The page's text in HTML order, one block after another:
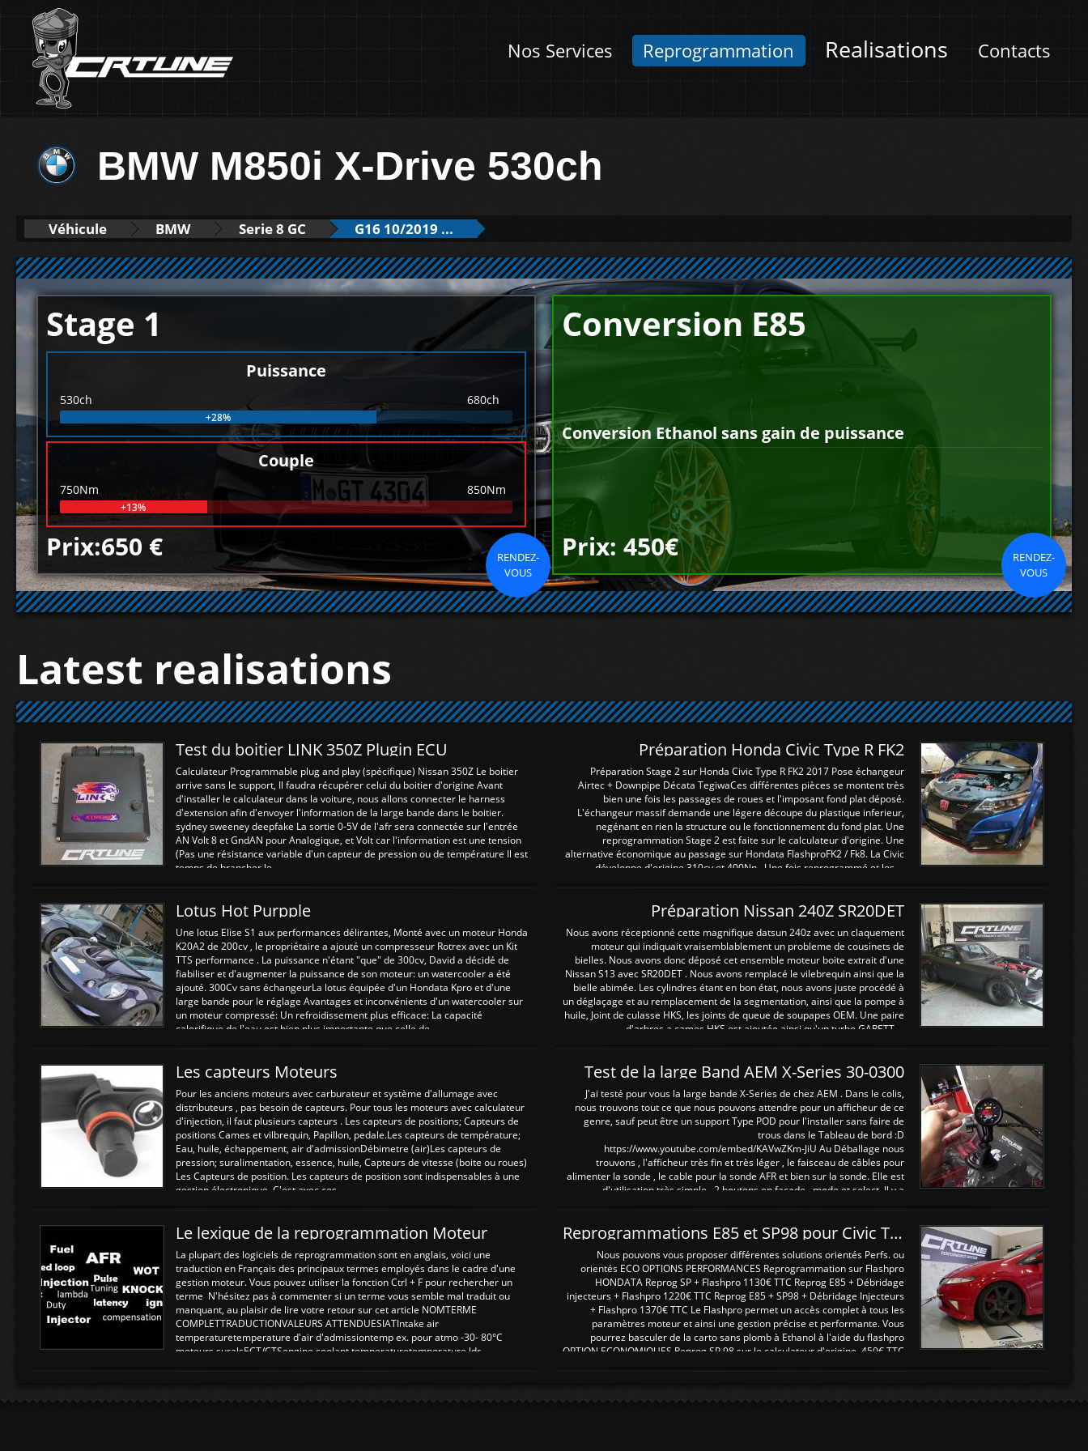
Nos Services Reprogrammation Realisations Contacts
BMW M850i X-Drive 530ch
Véhicule BMW Serie 8 GC G16 10/2019 ...
Stage 1
Puissance
530ch 680ch
+28%
Couple
750Nm 850Nm
+13%
Prix:650 €
RENDEZ-
VOUS
Conversion E85
Conversion Ethanol sans gain de puissance
Prix: 450€
RENDEZ-
VOUS
Latest realisations
Test du boitier LINK 350Z Plugin ECU
Calculateur Programmable plug and play (spécifique) Nissan 350Z Le boitier
arrive sans le support, Il faudra récupérer celui du boitier d'origine Avant
d'installer le calculateur dans la voiture, nous allons connecter le harness
d'extension afin d'envoyer l'information de la large bande dans le boitier.
sydney sweeney deepfake La sortie 0-5V de l'afr sera connectée sur l'entrée
AN Volt 8 et GndAN pour Analogique, et Volt car l'information est une tension
(Pas une résistance variable d'un capteur de pression ou de température Il est
temps de brancher le ...
Préparation Honda Civic Type R FK2
Préparation Stage 2 sur Honda Civic Type R FK2 2017 Pose échangeur
Airtec + Downpipe Décata TegiwaCes différentes pièces se montent très
bien une fois les passages de roues et l'imposant fond plat déposé.
L'échangeur massif demande une légere découpe du plastique inferieur,
negénant en rien la structure ou le fonctionnement du fond plat. Une
reprogrammation Stage 2 est faite sur le calculateur d'origine. Une
alternative économique au passage sur Hondata FlashproFK2 / Fk8. La Civic
développe d'origine 310cv et 400Nn , Une fois reprogrammé et les ...
Lotus Hot Purpple
Une lotus Elise S1 aux performances délirantes, Monté avec un moteur Honda
K20A2 de 200cv , le propriétaire a ajouté un compresseur Rotrex avec un Kit
TTS performance . La puissance n'étant "que" de 300cv, David a décidé de
fiabiliser et d'augmenter la puissance de son moteur: un watercooler a été
ajouté. 300Cv sans échangeurLa lotus équipée d'un Hondata Kpro et d'une
large bande pour le réglage Avantages et inconvénients d'un watercooler sur
un moteur compressé: Un refroidissement plus efficace: La capacité
calorifique de l'eau est bien plus importante que celle de ...
Préparation Nissan 240Z SR20DET
Nous avons réceptionné cette magnifique datsun 240z avec un claquement
moteur qui indiquait vraisemblablement un probleme de cousinets de
bielles. Nous avons donc déposé cet ensemble moteur boite extrait d'une
Nissan S13 avec SR20DET . Nous avons remplacé le vilebrequin ainsi que la
bielle abimée. Les cylindres étant en bon état, nous avons juste procédé à
un déglaçage et au remplacement de la segmentation, ainsi que la pompe à
huile, Joint de culasse HKS, les joints de queue de soupapes OEM. Une paire
d'arbres a cames HKS est ajoutée ainsi qu'un turbo GARETT ...
Les capteurs Moteurs
Pour les anciens moteurs avec carburateur et système d'allumage avec
distributeurs , pas besoin de capteurs. Pour tous les moteurs avec calculateur
d'injection, il faut plusieurs capteurs . Les capteurs de positions; Capteurs de
positions Cames et vilbrequin, Papillon, pedale.Les capteurs de température;
Eau, huile, échappement, air d'admissionDébimetre (air)Les capteurs de
pression; suralimentation, essence, huile, Capteurs de vitesse (boite ou roues)
Les Capteurs de position. Les capteurs de position sont indispensables à une
gestion électronique. C'est avec ces ...
Test de la large Band AEM X-Series 30-0300
J'ai testé pour vous la large bande X-Series de chez AEM . Dans le colis,
nous trouvons tout ce que nous pouvons attendre pour un afficheur de ce
genre, sauf peut être un support Type POD pour l'installer sans faire de
trous dans le Tableau de bord :D
https://www.youtube.com/embed/KAVwZKm-JiU Au Déballage nous
trouvons , l'afficheur très fin et très léger , le faisceau de câbles pour
alimenter la sonde , le cable pour la sonde AFR et bien sur la sonde. Elle est
d'utilisation très simple , 2 boutons en façade , mode et select. Il y a
Le lexique de la reprogrammation Moteur
La plupart des logiciels de reprogrammation sont en anglais, voici une
traduction en Français des principaux termes employés dans le cadre d'une
gestion moteur. Vous pouvez utiliser la fonction Ctrl + F pour rechercher un
terme N'hésitez pas à commenter si un terme vous semble mal traduit ou
manquant, au plaisir de lire votre retour sur cet article NOMTERME
COMPLETTRADUCTIONVALEURS ATTENDUESIATIntake air
temperaturetemperature d'air d'admissiontemp ex. pour atmo -30- 80°C
moteurs suralsECT/CTSengine coolant temperaturetemperature ldr
Reprogrammations E85 et SP98 pour Civic Type R FN2
Nous pouvons vous proposer différentes solutions orientés Perfs. ou
orientés ECO OPTIONS PERFORMANCES Reprogrammation sur Flashpro
HONDATA Reprog SP + Flashpro 1130€ TTC Reprog E85 + Débridage
injecteurs + Flashpro 1220€ TTC Reprog E85 + SP98 + Débridage Injecteurs
+ Flashpro 1370€ TTC Le Flashpro permet un accès complet à tous les
paramètres moteur et ainsi une gestion précise et performante. Vous
pourrez basculer de la carto sans plomb à Ethanol à l'aide du flashpro
OPTION ECONOMIQUES Reprog SP 98 sur le calculateur d'origine 450€ TTC